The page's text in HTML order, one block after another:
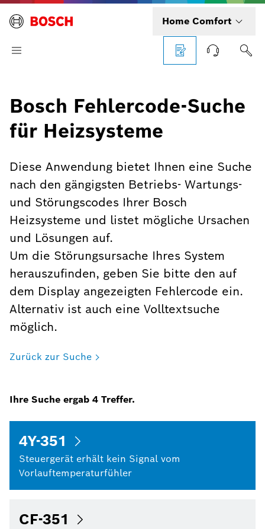
Home Comfort
Bosch Fehlercode-Suche
für Heizsysteme
Diese Anwendung bietet Ihnen eine Suche
nach den gängigsten Betriebs- Wartungs-
und Störungscodes Ihrer Bosch
Heizsysteme und listet mögliche Ursachen
und Lösungen auf.
Um die Störungsursache Ihres System
herauszufinden, geben Sie bitte den auf
dem Display angezeigten Fehlercode ein.
Alternativ ist auch eine Volltextsuche
möglich.
Zurück zur Suche
Ihre Suche ergab 4 Treffer.
4Y-351
Steuergerät erhält kein Signal vom
Vorlauftemperaturfühler
CF-351